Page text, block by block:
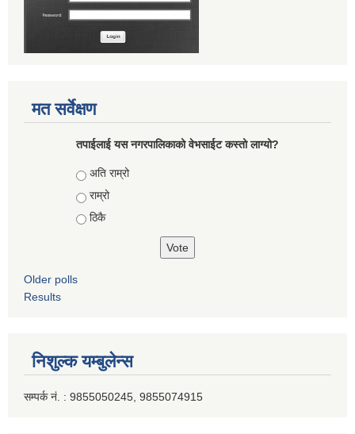
मत सर्वेक्षण
तपाईलाई यस नगरपालिकाको वेभसाईट कस्तो लाग्यो?
Choices
अति राम्रो
राम्रो
ठिकै
Older polls
Results
निशुल्क यम्बुलेन्स
सम्पर्क नं. : 9855050245, 9855074915